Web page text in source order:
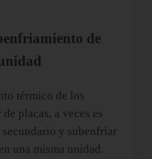
de
térmico de los
placas, a veces es
y subenfriar
una misma unidad.